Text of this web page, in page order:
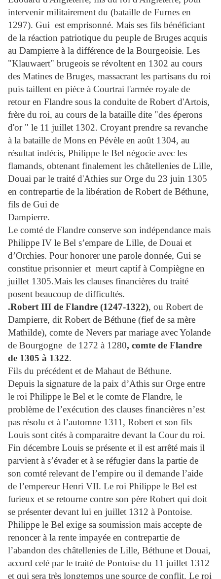
intervenir militairement du (bataille de Furnes en
1297). Gui est emprisonné. Mais ses fils bénéficiant
de la réaction patriotique du peuple de Bruges acquis
au Dampierre à la différence de la Bourgeoisie. Les
"Klauwaert" brugeois se révoltent en 1302 au cours
des Matines de Bruges, massacrant les partisans du roi
puis taillent en pièce à Courtrai l'armée royale de
retour en Flandre sous la conduite de Robert d'Artois,
frère du roi, au cours de la bataille dite "des éperons
d'or " le 11 juillet 1302. Croyant prendre sa revanche
à la bataille de Mons en Pévèle en août 1304, au
résultat indécis, Philippe le Bel négocie avec les
flamands, obtenant finalement les châtellenies de Lille,
Douai par le traité d'Athies sur Orge du 23 juin 1305
en contrepartie de la libération de Robert de Béthune,
fils de Gui de
Dampierre.
Le comté de Flandre conserve son indépendance mais
Philippe IV le Bel s’empare de Lille, de Douai et
d’Orchies. Pour honorer une parole donnée, Gui se
constitue prisonnier et meurt captif à Compiègne en
juillet 1305.Mais les clauses financières du traité
posent beaucoup de difficultés.
.Robert III de Flandre (1247-1322), ou Robert de
Dampierre, dit Robert de Béthune (fief de sa mère
Mathilde), comte de Nevers par mariage avec Yolande
de Bourgogne de 1272 à 1280, comte de Flandre
de 1305 à 1322.
Fils du précédent et de Mahaut de Béthune.
Depuis la signature de la paix d’Athis sur Orge entre
le roi Philippe le Bel et le comte de Flandre, le
problème de l’exécution des clauses financières n’est
pas résolu et à l’automne 1311, Robert et son fils
Louis sont cités à comparaitre devant la Cour du roi.
Fin décembre Louis se présente et il est arrêté mais il
parvient à s’évader et à se réfugier dans la partie de
son comté relevant de l’empire ou il demande l’aide
de l’empereur Henri VII. Le roi Philippe le Bel est
furieux et se retourne contre son père Robert qui doit
se présenter devant lui en juillet 1312 à Pontoise.
Philippe le Bel exige sa soumission mais accepte de
renoncer à la rente impayée en contrepartie de
l’abandon des châtellenies de Lille, Béthune et Douai,
accord celé par le traité de Pontoise du 11 juillet 1312
et qui sera très longtemps une source de conflit. Le roi